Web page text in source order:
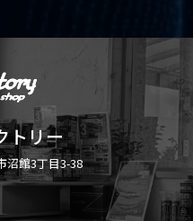
トリー
沼館3丁目3-38